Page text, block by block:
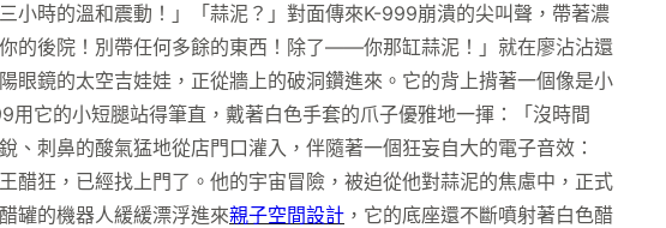
小時的溫和震動！」「蒜泥？」對面傳來K-999崩潰的尖叫聲，帶著濃
的後院！別帶任何多餘的東西！除了——你那缸蒜泥！」就在廖沾沾還
鏡的太空吉娃娃，正從牆上的破洞鑽進來。它的背上揹著一個像是小
它的小短腿站得筆直，戴著白色手套的爪子優雅地一揮：「沒時間
刺鼻的酸氣猛地從店門口灌入，伴隨著一個狂妄自大的電子音效：
醋狂，已經找上門了。他的宇宙冒險，被迫從他對蒜泥的焦慮中，正式
罐的機器人緩緩漂浮進來親子空間設計 ，它的底座還不斷噴射著白色醋